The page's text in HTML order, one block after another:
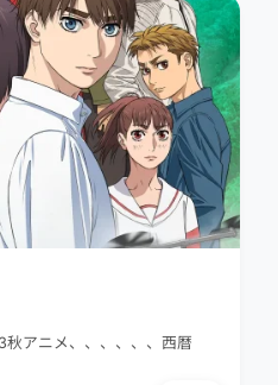
アニメ、、、、、、西暦